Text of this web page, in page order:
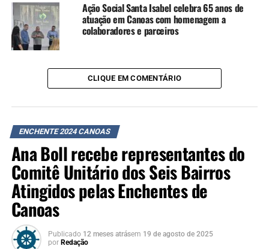
Ação Social Santa Isabel celebra 65 anos de
atuação em Canoas com homenagem a
colaboradores e parceiros
CLIQUE EM COMENTÁRIO
ENCHENTE 2024 CANOAS
Ana Boll recebe representantes do
Comitê Unitário dos Seis Bairros
Atingidos pelas Enchentes de
Canoas
Publicado 12 meses atrásem 19 de agosto de 2025
por Redação